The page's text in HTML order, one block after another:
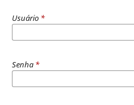
Usuário *
Senha *